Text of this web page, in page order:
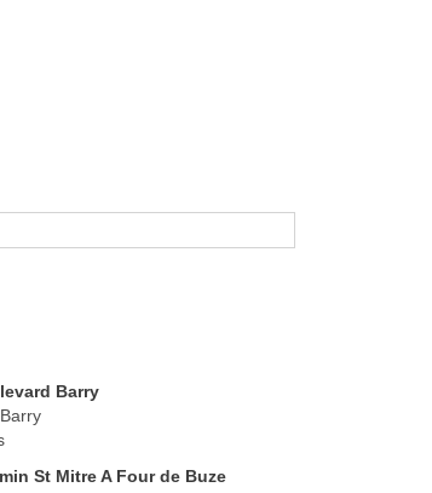
Barry
St Mitre A Four de Buze